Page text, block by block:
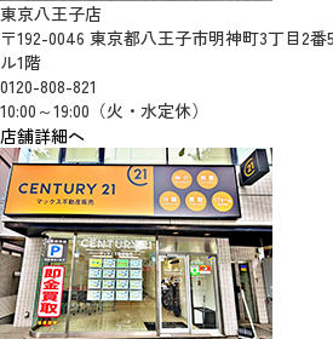
東京八王子店
〒192-0046 東京都八王子市明神町3丁目2
ル1階
0120-808-821
10:00～19:00（火・水定休）
店舗詳細へ